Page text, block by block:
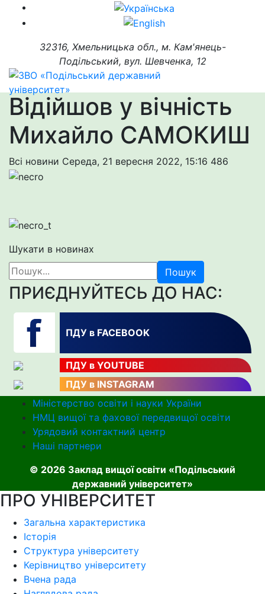
32316, Хмельницька обл., м. Кам'янець-
Подільський, вул. Шевченка, 12
Відійшов у вічність
Михайло САМОКИШ
Всі новини Середа, 21 вересня 2022, 15:16 486
Шукати в новинах
Пошук
ПРИЄДНУЙТЕСЬ ДО НАС:
ПДУ в FACEBOOK
ПДУ в YOUTUBE
ПДУ в INSTAGRAM
Міністерство освіти і науки України
НМЦ вищої та фахової передвищої освіти
Урядовий контактний центр
Наші партнери
© 2026 Заклад вищої освіти «Подільський
державний університет»
ПРО УНІВЕРСИТЕТ
Загальна характеристика
Історія
Структура університету
Керівництво університету
Вчена рада